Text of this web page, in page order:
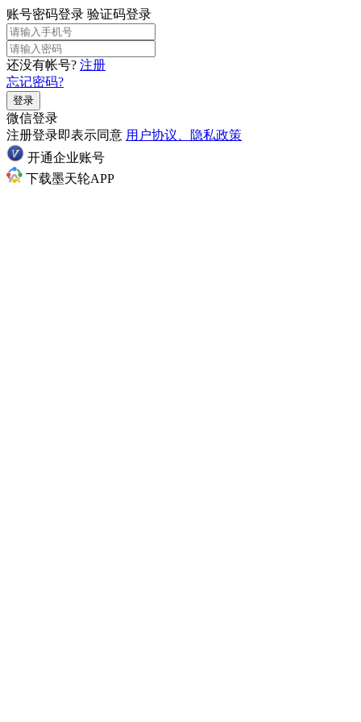
账号密码登录 验证码登录
还没有帐号? 注册
忘记密码?
登录
微信登录
注册登录即表示同意 用户协议、隐私政策
开通企业账号
下载墨天轮APP